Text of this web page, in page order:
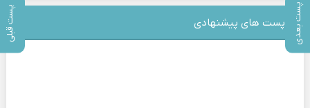
پست بعدی پست قبلی پست های پیشنهادی